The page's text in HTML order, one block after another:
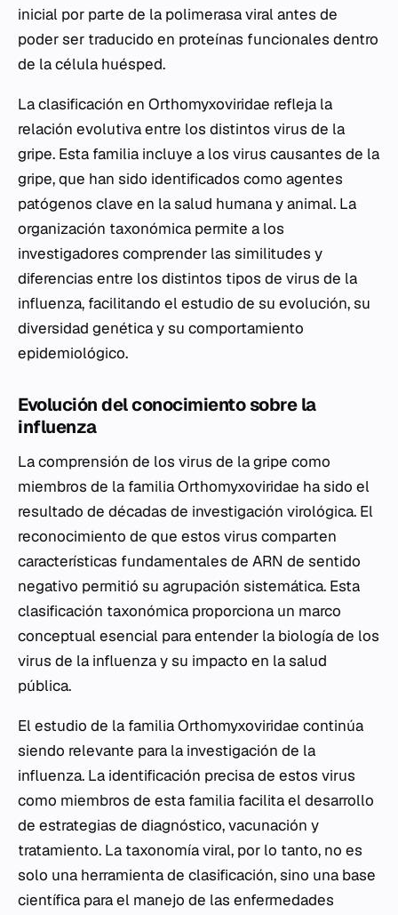
inicial por parte de la polimerasa viral antes de
poder ser traducido en proteínas funcionales dentro
de la célula huésped.
La clasificación en Orthomyxoviridae refleja la
relación evolutiva entre los distintos virus de la
gripe. Esta familia incluye a los virus causantes de la
gripe, que han sido identificados como agentes
patógenos clave en la salud humana y animal. La
organización taxonómica permite a los
investigadores comprender las similitudes y
diferencias entre los distintos tipos de virus de la
influenza, facilitando el estudio de su evolución, su
diversidad genética y su comportamiento
epidemiológico.
Evolución del conocimiento sobre la
influenza
La comprensión de los virus de la gripe como
miembros de la familia Orthomyxoviridae ha sido el
resultado de décadas de investigación virológica. El
reconocimiento de que estos virus comparten
características fundamentales de ARN de sentido
negativo permitió su agrupación sistemática. Esta
clasificación taxonómica proporciona un marco
conceptual esencial para entender la biología de los
virus de la influenza y su impacto en la salud
pública.
El estudio de la familia Orthomyxoviridae continúa
siendo relevante para la investigación de la
influenza. La identificación precisa de estos virus
como miembros de esta familia facilita el desarrollo
de estrategias de diagnóstico, vacunación y
tratamiento. La taxonomía viral, por lo tanto, no es
solo una herramienta de clasificación, sino una base
científica para el manejo de las enfermedades